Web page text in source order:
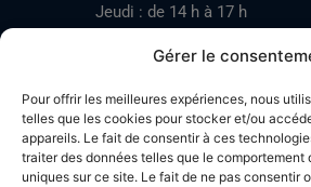
Gérer le
Pour offrir les meilleures expériences, nous
telles que les cookies pour stocker et/ou
appareils. Le fait de consentir à ces
traiter des données telles que le comportement
uniques sur ce site. Le fait de ne pas consentir
Jeudi : de 14 h à 17 h
Mardi : de 17 h à 20 h
Jeudi : de 17 h à 20 h
Samedi : de 14 h à 17 h